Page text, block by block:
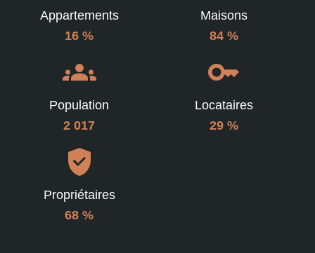
Appartements
16 %
Maisons
84 %
Population
2 017
Locataires
29 %
Propriétaires
68 %